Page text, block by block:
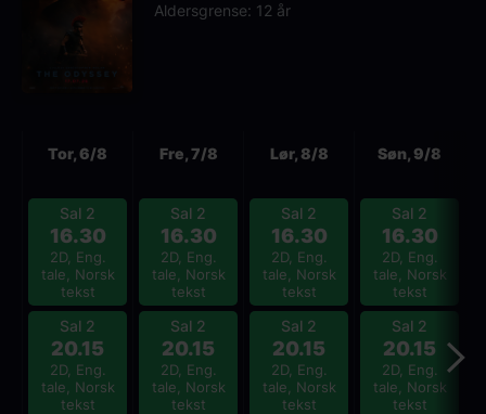
Aldersgrense: 12 år
Tor, 6/8
Sal 2
16.30
2D, Eng.
tale, Norsk
tekst
Sal 2
20.15
2D, Eng.
tale, Norsk
tekst
Fre, 7/8
Sal 2
16.30
2D, Eng.
tale, Norsk
tekst
Sal 2
20.15
2D, Eng.
tale, Norsk
tekst
Lør, 8/8
Sal 2
16.30
2D, Eng.
tale, Norsk
tekst
Sal 2
20.15
2D, Eng.
tale, Norsk
tekst
Søn, 9/8
Sal 2
16.30
2D, Eng.
tale, Norsk
tekst
Sal 2
20.15
2D, Eng.
tale, Norsk
tekst